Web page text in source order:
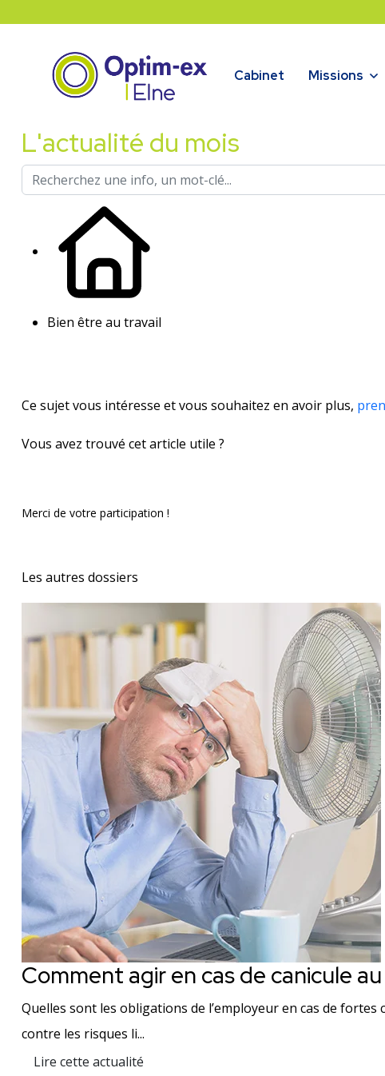
Cabinet Missions
L'actualité du mois
Bien être au travail
Ce sujet vous intéresse et vous souhaitez en avoir plus,
Vous avez trouvé cet article utile ?
Merci de votre participation !
Les autres dossiers
Comment agir en cas de canicule
Quelles sont les obligations de l’employeur en cas de
contre les risques li...
Lire cette actualité